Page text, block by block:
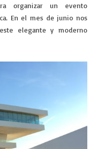
organizar un evento
En el mes de junio nos
elegante y moderno